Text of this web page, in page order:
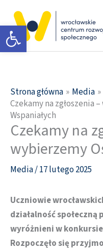
Otwórz pasek narzędzi
treści
Strona główna
Media
Czekamy na zgłoszenia
Wspaniałych
Czekamy na
wybierzemy
Media/17 lutego 2025
Uczniowie
działalność
wyróżnieni w konkursie
Rozpoczęło się